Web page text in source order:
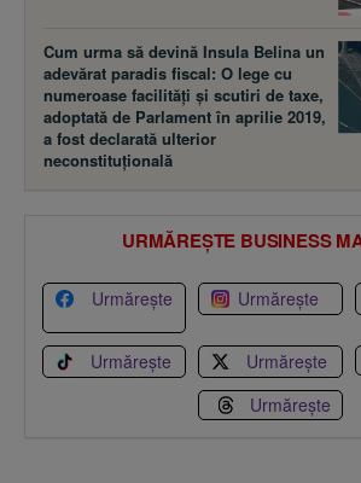
Cum urma să devină Insula Belina un
adevărat paradis fiscal: O lege cu
numeroase facilităţi şi scutiri de taxe,
adoptată de Parlament în aprilie 2019,
a fost declarată ulterior
neconstituţională
URMĂREȘTE BUSINESS
Urmărește Urmărește
Urmărește Urmărește
Urmărește